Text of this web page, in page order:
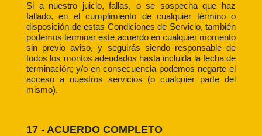
Si a nuestro juicio, fallas, o se sospecha que haz
fallado, en el cumplimiento de cualquier término o
disposición de estas Condiciones de Servicio, también
podemos terminar este acuerdo en cualquier momento
sin previo aviso, y seguirás siendo responsable de
todos los montos adeudados hasta incluida la fecha de
terminación; y/o en consecuencia podemos negarte el
acceso a nuestros servicios (o cualquier parte del
mismo).
17 - ACUERDO COMPLETO